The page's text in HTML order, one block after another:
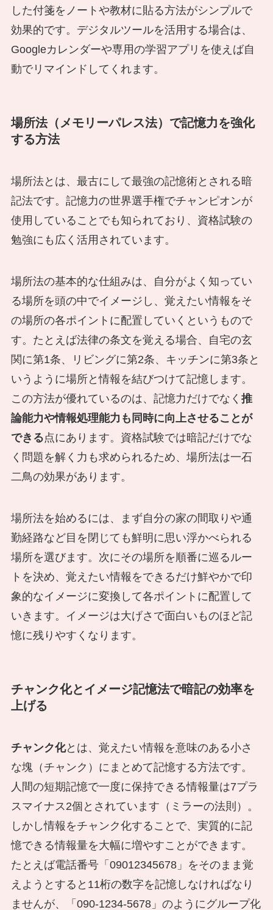
した付箋をノートや教材に貼る方法がシンプルで
効果的です。デジタルツールを活用する場合は、
Googleカレンダーや専用の学習アプリを使えば自
動でリマインドしてくれます。
場所法（メモリーパレス法）で記憶力を強化
する方法
場所法とは、最古にして最強の記憶術とされる暗
記法です。記憶力の世界選手権でチャンピオンが
使用していることでも知られており、資格試験の
勉強にも広く活用されています。
場所法の基本的な仕組みは、自分がよく知ってい
る場所を頭の中でイメージし、覚えたい情報をそ
の場所の各ポイントに配置していくというもので
す。たとえば法律の条文を覚える場合、自宅の玄
関に第1条、リビングに第2条、キッチンに第3条と
いうように場所と情報を結びつけて記憶します。
この方法が優れているのは、記憶力だけでなく 推
論能力や情報処理能力も同時に向上させることが
できる点にあります。資格試験では暗記だけでな
く問題を解く力も求められるため、場所法は一石
二鳥の効果があります。
場所法を始めるには、まず自分の家の間取りや通
勤経路など目を閉じても鮮明に思い浮かべられる
場所を選びます。次にその場所を順番に巡るルー
トを決め、覚えたい情報をできるだけ鮮やかで印
象的なイメージに変換して各ポイントに配置して
いきます。イメージは大げさで面白いものほど記
憶に残りやすくなります。
チャンク化とイメージ記憶法で暗記の効率を
上げる
チャンク化とは、覚えたい情報を意味のある小さ
な塊（チャンク）にまとめて記憶する方法です。
人間の短期記憶で一度に保持できる情報量は7プラ
スマイナス2個とされています（ミラーの法則）。
しかし情報をチャンク化することで、実質的に記
憶できる情報量を大幅に増やすことができます。
たとえば電話番号「09012345678」をそのまま覚
えようとすると11桁の数字を記憶しなければなり
ませんが、「090-1234-5678」のようにグループ化